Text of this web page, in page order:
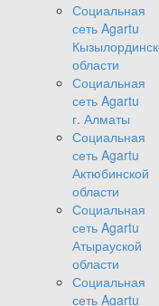
Социальная
сеть Agartu
области
Социальная
сеть Agartu
г. Алматы
Социальная
сеть Agartu
Актюбинской
области
Социальная
сеть Agartu
Атырауской
области
Социальная
сеть Agartu